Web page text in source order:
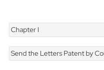
Chapter I
Send the Letters Patent by